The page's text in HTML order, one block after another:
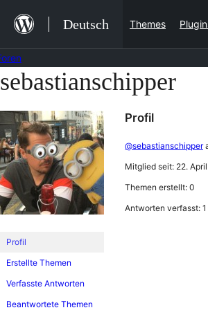
Inhalt
springen
Deutsch Themes
Zum
springen
sebastianschipper
Profil
Erstellte Themen
Verfasste Antworten
Beantwortete Themen
Profil
@sebastianschipper
Mitglied seit: 22.
Themen erstellt: 0
Antworten verfasst: 1